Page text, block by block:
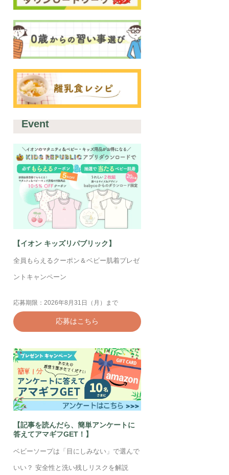
Event
【イオン キッズリパブリック】
全員もらえるクーポン＆ベビー肌着プレゼ
ントキャンペーン
応募期限：2026年8月31日（月）まで
応募はこちら
【記事を読んだら、簡単アンケートに
答えてアマギフGET！】
ベビーソープは「目にしみない」で選んで
いい？ 安全性と洗い残しリスクを解説